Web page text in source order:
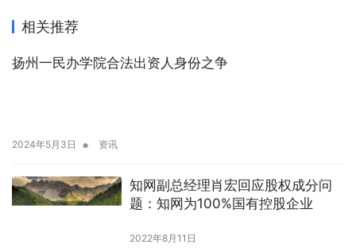
相关推荐
扬州一民办学院合法出资人身份之争
2024年5月3日 • 资讯
知网副总经理肖宏回应股权成分问
题：知网为100%国有控股企业
2022年8月11日